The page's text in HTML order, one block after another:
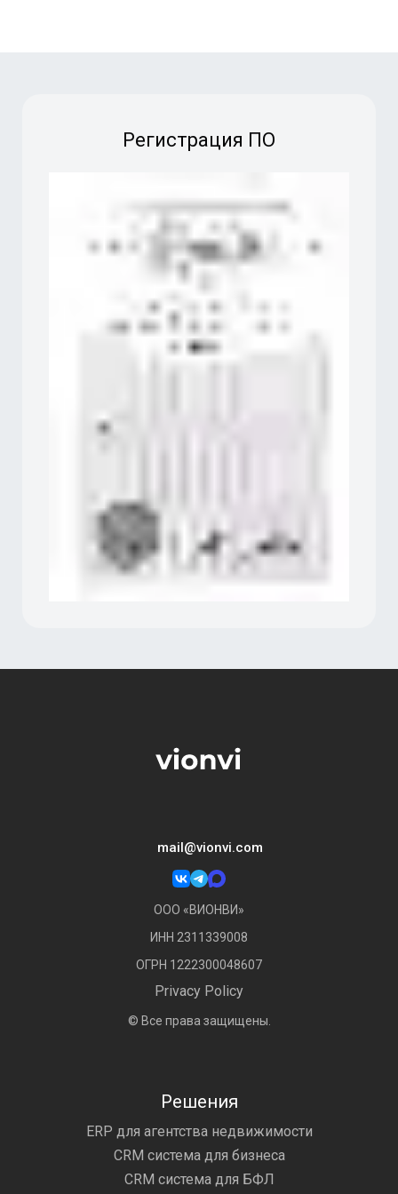
Регистрация ПО
mail@vionvi.com
ООО «ВИОНВИ»
ИНН 2311339008
ОГРН 1222300048607
Privacy Policy
© Все права защищены.
Решения
ERP для агентства недвижимости
CRM система для бизнеса
CRM система для БФЛ